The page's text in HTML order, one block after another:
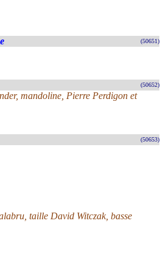
(50651)
(50652)
mandoline, Pierre Perdigon et
(50653)
taille David Witczak, basse